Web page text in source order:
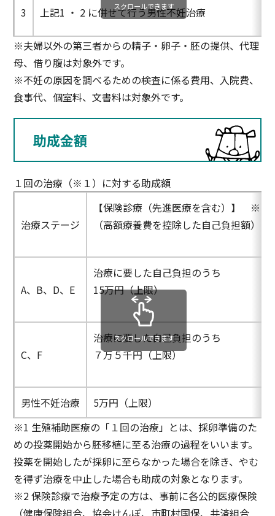
3 上記1 ・ 2 に併せて行う男性不妊治療
スクロールできます
※夫婦以外の第三者からの精子・卵子・胚の提供、代理
母、借り腹は対象外です。
※不妊の原因を調べるための検査に係る費用、入院費、
食事代、個室料、文書料は対象外です。
助成金額
１回の治療（※１）に対する助成額
治療ステージ
【保険診療（先進医療を含む）】 ※２
（高額療養費を控除した自己負担額）
A、B、D、E
治療に要した自己負担のうち
15万円（上限）
C、F
治療に要した自己負担のうち
７万５千円（上限）
男性不妊治療 5万円（上限）
スクロールできます
※1 生殖補助医療の「１回の治療」とは、採卵準備のた
めの投薬開始から胚移植に至る治療の過程をいいます。
投薬を開始したが採卵に至らなかった場合を除き、やむ
を得ず治療を中止した場合も助成の対象となります。
※2 保険診療で治療予定の方は、事前に各公的医療保険
（健康保険組合、協会けんぽ、市町村国保、共済組合